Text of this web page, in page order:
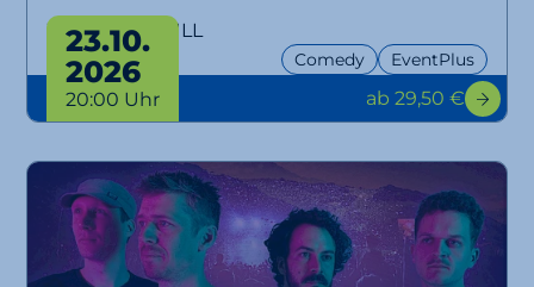
WTFM100, NULL
Comedy EventPlus
23.10.
2026
20:00 Uhr ab 29,50 €